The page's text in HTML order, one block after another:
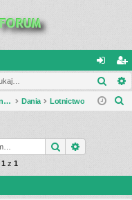
al
og
ar
ej
Opublikowane zestawienia Dania Lotnictwo
j
Szukaj
1 z 1